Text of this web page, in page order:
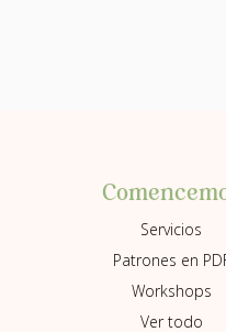
Servicios
Patrones en
Workshops
Ver todo